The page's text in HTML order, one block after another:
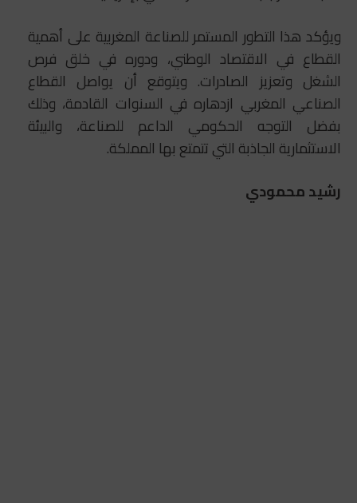
ويؤكد هذا التطور المستمر للصناعة المغربية على أهمية
القطاع في الاقتصاد الوطني، ودوره في خلق فرص
الشغل وتعزيز الصادرات. ويتوقع أن يواصل القطاع
الصناعي المغربي ازدهاره في السنوات القادمة، وذلك
بفضل التوجه الحكومي الداعم للصناعة، والبيئة
الاستثمارية الجاذبة التي تتمتع بها المملكة.
رشيد محمودي